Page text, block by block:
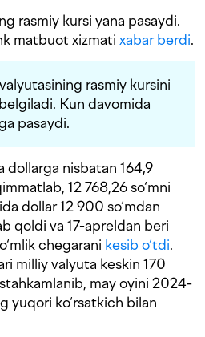
rasmiy kursi yana pasaydi.
matbuot xizmati xabar berdi.
rasmiy kursini
Kun davomida
pasaydi.
dollarga nisbatan 164,9
12 768,26 so‘mni
dollar 12 900 so‘mdan
qoldi va 17-apreldan beri
chegarani kesib o‘tdi.
milliy valyuta keskin 170
may oyini 2024-
yuqori ko‘rsatkich bilan